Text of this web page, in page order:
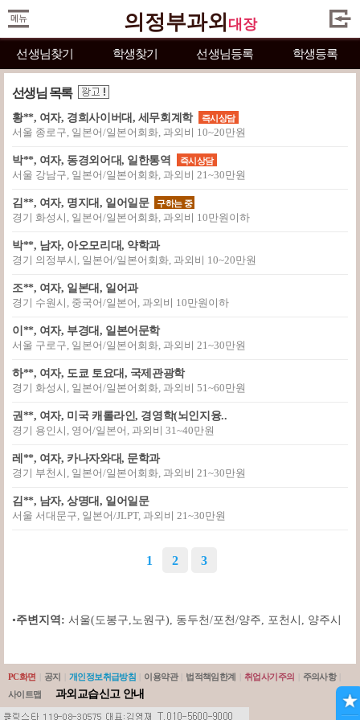
의정부과외 대장
선생님찾기 학생찾기 선생님등록 학생등록
선생님 목록
황**, 여자, 경희사이버대, 세무회계학 즉시상담
서울 종로구, 일본어/일본어회화, 과외비 10~20만원
박**, 여자, 동경외어대, 일한통역 즉시상담
서울 강남구, 일본어/일본어회화, 과외비 21~30만원
김**, 여자, 명지대, 일어일문 구하는 중
경기 화성시, 일본어/일본어회화, 과외비 10만원이하
박**, 남자, 아오모리대, 약학과
경기 의정부시, 일본어/일본어회화, 과외비 10~20만원
조**, 여자, 일본대, 일어과
경기 수원시, 중국어/일본어, 과외비 10만원이하
이**, 여자, 부경대, 일본어문학
서울 구로구, 일본어/일본어회화, 과외비 21~30만원
하**, 여자, 도쿄 토요대, 국제관광학
경기 화성시, 일본어/일본어회화, 과외비 51~60만원
권**, 여자, 미국 캐롤라인, 경영학(뇌인지융..
경기 용인시, 영어/일본어, 과외비 31~40만원
레**, 여자, 카나자와대, 문학과
경기 부천시, 일본어/일본어회화, 과외비 21~30만원
김**, 남자, 상명대, 일어일문
서울 서대문구, 일본어/JLPT, 과외비 21~30만원
1 2 3
•주변지역: 서울(도봉구,노원구), 동두천/포천/양주, 포천시 , 양주시
PC화면 공지 개인정보취급방침 이용약관 법적책임한계 취업사기주의 주의사항
사이트맵
과외교습신고 안내